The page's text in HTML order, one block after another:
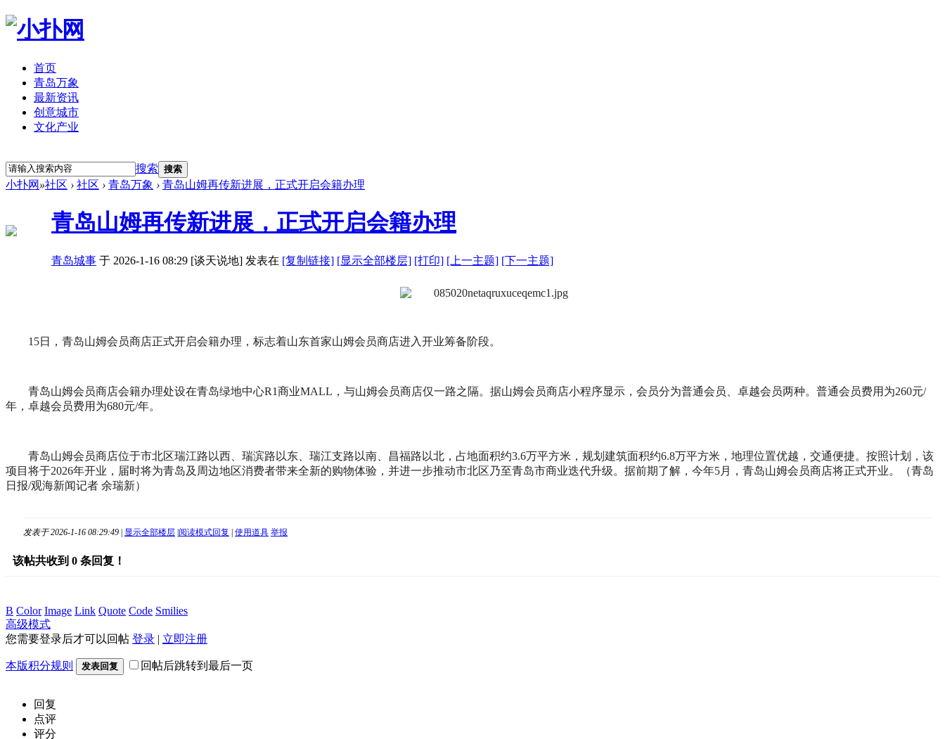
首页
青岛万象
最新资讯
创意城市
文化产业
搜索 搜索
小扑网 »社区 › 社区 › 青岛万象 › 青岛山姆再传新进展，正式开启会籍办理
青岛山姆再传新进展，正式开启会籍办理
青岛城事 于 2026-1-16 08:29 [谈天说地] 发表在 [复制链接] [显示全部楼层] [打印] [上一主题] [下一主题]
15日，青岛山姆会员商店正式开启会籍办理，标志着山东首家山姆会员商店进入开业筹备阶段。
青岛山姆会员商店会籍办理处设在青岛绿地中心R1商业MALL，与山姆会员商店仅一路之隔。据山姆会员商店小程序显示，会员分为普通会员、卓越会员两种。普通会员费用为260元/
年，卓越会员费用为680元/年。
青岛山姆会员商店位于市北区瑞江路以西、瑞滨路以东、瑞江支路以南、昌福路以北，占地面积约3.6万平方米，规划建筑面积约6.8万平方米，地理位置优越，交通便捷。按照计划，该
项目将于2026年开业，届时将为青岛及周边地区消费者带来全新的购物体验，并进一步推动市北区乃至青岛市商业迭代升级。据前期了解，今年5月，青岛山姆会员商店将正式开业。（青岛
日报/观海新闻记者 余瑞新）
发表于 2026-1-16 08:29:49 | 显示全部楼层 |阅读模式回复 | 使用道具 举报
该帖共收到 0 条回复！
B Color Image Link Quote Code Smilies
高级模式
您需要登录后才可以回帖 登录 | 立即注册
本版积分规则 发表回复 回帖后跳转到最后一页
回复
点评
评分